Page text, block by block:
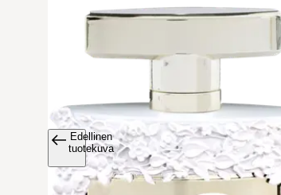
Edellinen
tuotekuva